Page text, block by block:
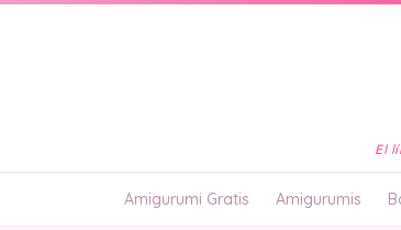
El
Amigurumi Gratis Amigurumis